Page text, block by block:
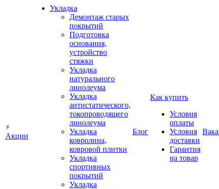
Акции
Укладка
Демонтаж старых
покрытий
Подготовка
основания,
устройство
стяжки
Укладка
натурального
линолеума
Укладка
антистатического,
токопроводящего
линолеума
Укладка
ковролина,
ковровой плитки
Укладка
спортивных
покрытий
Укладка
Блог
Как купить
Условия
оплаты
Условия
доставки
Гарантия
на товар